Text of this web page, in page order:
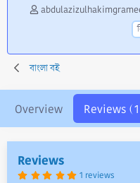
A
r
বাংলা বই
Overview Reviews
Reviews
51 reviews